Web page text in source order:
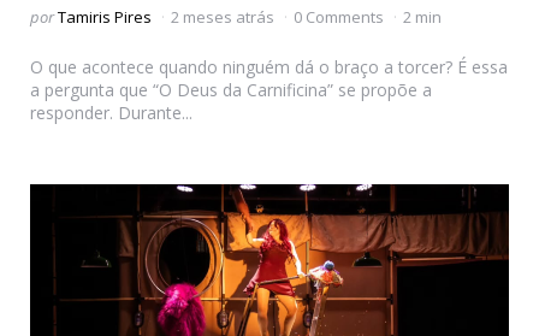
Postado
porTamiris Pires 2 meses atrás 0 Comments 2 min
O que acontece quando ninguém dá o braço a torcer? É essa
a pergunta que “O Deus da Carnificina” se propõe a
responder. Durante...